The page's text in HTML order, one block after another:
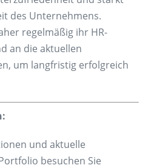
des Unternehmens.
regelmäßig ihr HR-
an die aktuellen
um langfristig erfolgreich
und aktuelle
besuchen Sie